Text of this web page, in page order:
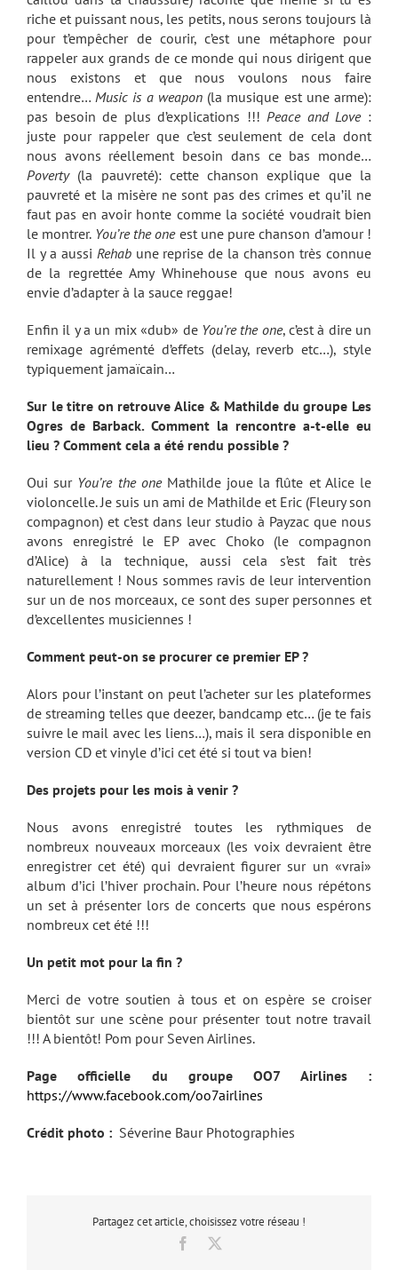
riche et puissant nous, les petits, nous serons toujours là
pour t’empêcher de courir, c’est une métaphore pour
rappeler aux grands de ce monde qui nous dirigent que
nous existons et que nous voulons nous faire
entendre… Music is a weapon(la musique est une arme):
pas besoin de plus d’explications !!! Peace and Love:
juste pour rappeler que c’est seulement de cela dont
nous avons réellement besoin dans ce bas monde…
Poverty(la pauvreté): cette chanson explique que la
pauvreté et la misère ne sont pas des crimes et qu’il ne
faut pas en avoir honte comme la société voudrait bien
le montrer. You’re the oneest une pure chanson d’amour !
Il y a aussi Rehabune reprise de la chanson très connue
de la regrettée Amy Whinehouse que nous avons eu
envie d’adapter à la sauce reggae!
Enfin il y a un mix «dub» de You’re the one, c’est à dire un
remixage agrémenté d’effets (delay, reverb etc…), style
typiquement jamaïcain…
Sur le titre on retrouve Alice & Mathilde du groupe Les
Ogres de Barback. Comment la rencontre a-t-elle eu
lieu ? Comment cela a été rendu possible ?
Oui sur You’re the oneMathilde joue la flûte et Alice le
violoncelle. Je suis un ami de Mathilde et Eric (Fleury son
compagnon) et c’est dans leur studio à Payzac que nous
avons enregistré le EP avec Choko (le compagnon
d’Alice) à la technique, aussi cela s’est fait très
naturellement ! Nous sommes ravis de leur intervention
sur un de nos morceaux, ce sont des super personnes et
d’excellentes musiciennes !
Comment peut-on se procurer ce premier EP ?
Alors pour l’instant on peut l’acheter sur les plateformes
de streaming telles que deezer, bandcamp etc… (je te fais
suivre le mail avec les liens…), mais il sera disponible en
version CD et vinyle d’ici cet été si tout va bien!
Des projets pour les mois à venir ?
Nous avons enregistré toutes les rythmiques de
nombreux nouveaux morceaux (les voix devraient être
enregistrer cet été) qui devraient figurer sur un «vrai»
album d’ici l’hiver prochain. Pour l’heure nous répétons
un set à présenter lors de concerts que nous espérons
nombreux cet été !!!
Un petit mot pour la fin ?
Merci de votre soutien à tous et on espère se croiser
bientôt sur une scène pour présenter tout notre travail
!!! A bientôt! Pom pour Seven Airlines.
Page officielle du groupe OO7 Airlines :
https://www.facebook.com/oo7airlines
Crédit photo : Séverine Baur Photographies
Partagez cet article, choisissez votre réseau !
Facebook